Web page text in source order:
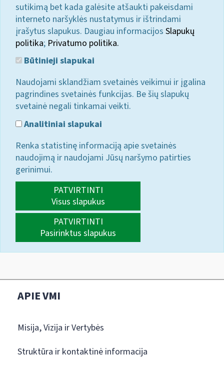
sutikimą bet kada galėsite atšaukti pakeisdami
interneto naršyklės nustatymus ir ištrindami
įrašytus slapukus. Daugiau informacijos Slapukų
politika; Privatumo politika.
Būtinieji slapukai
Naudojami sklandžiam svetainės veikimui ir įgalina
pagrindines svetainės funkcijas. Be šių slapukų
svetainė negali tinkamai veikti.
Analitiniai slapukai
Renka statistinę informaciją apie svetainės
naudojimą ir naudojami Jūsų naršymo patirties
gerinimui.
PATVIRTINTI
Visus slapukus
PATVIRTINTI
Pasirinktus slapukus
APIE VMI
Misija, Vizija ir Vertybės
Struktūra ir kontaktinė informacija